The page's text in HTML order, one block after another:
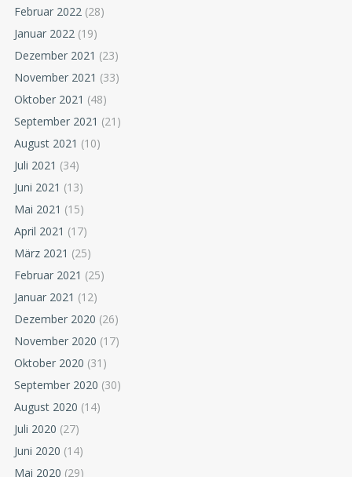
Februar 2022 (28)
Januar 2022 (19)
Dezember 2021 (23)
November 2021 (33)
Oktober 2021 (48)
September 2021 (21)
August 2021 (10)
Juli 2021 (34)
Juni 2021 (13)
Mai 2021 (15)
April 2021 (17)
März 2021 (25)
Februar 2021 (25)
Januar 2021 (12)
Dezember 2020 (26)
November 2020 (17)
Oktober 2020 (31)
September 2020 (30)
August 2020 (14)
Juli 2020 (27)
Juni 2020 (14)
Mai 2020 (29)